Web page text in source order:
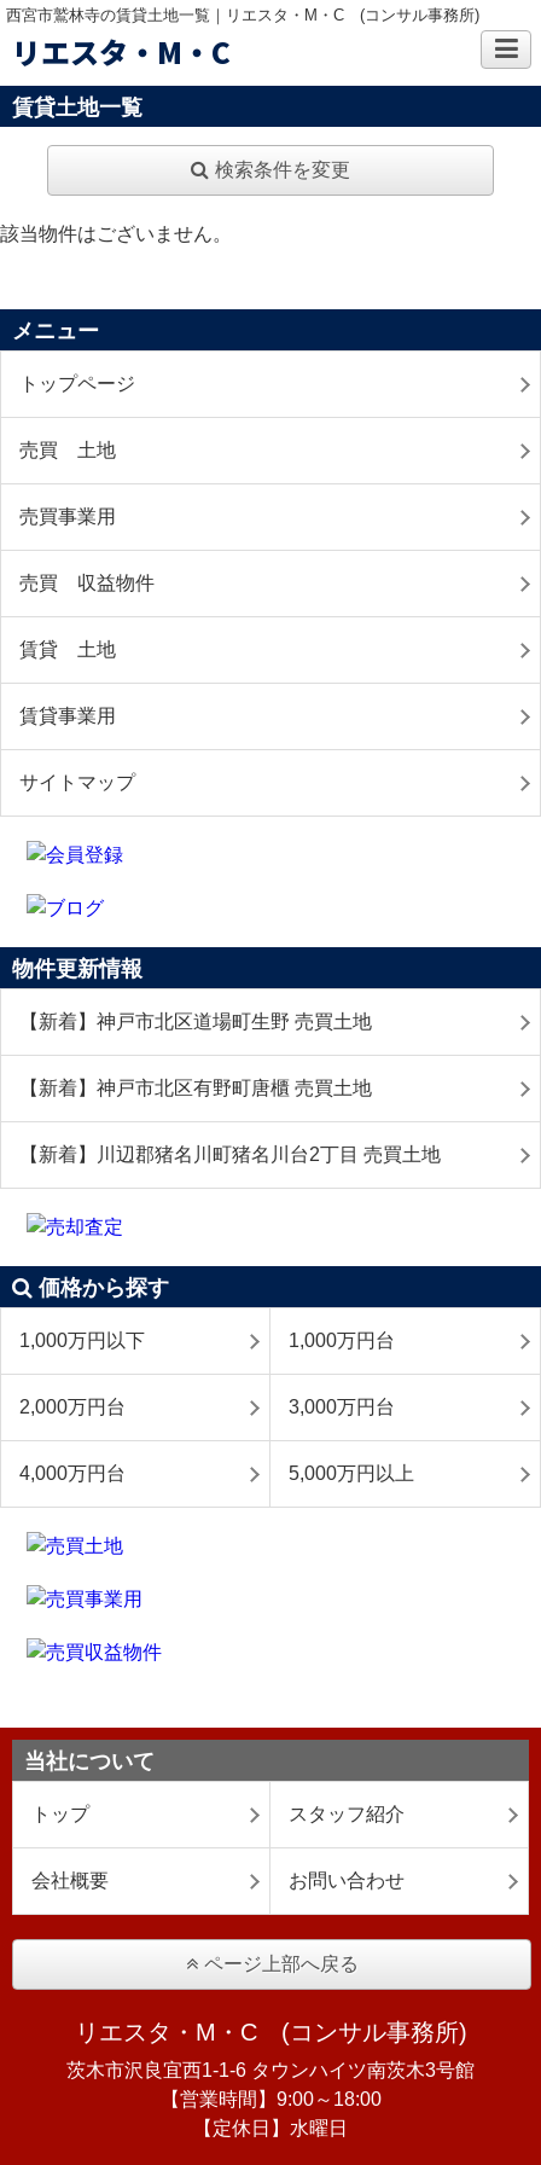
西宮市鷲林寺の賃貸土地一覧｜リエスタ・M・C (コンサル事務所)
リエスタ・M・C
賃貸土地一覧
検索条件を変更
該当物件はございません。
メニュー
トップページ
売買 土地
売買事業用
売買 収益物件
賃貸 土地
賃貸事業用
サイトマップ
物件更新情報
【新着】神戸市北区道場町生野 売買土地
【新着】神戸市北区有野町唐櫃 売買土地
【新着】川辺郡猪名川町猪名川台2丁目 売買土地
価格から探す
1,000万円以下 1,000万円台
2,000万円台 3,000万円台
4,000万円台 5,000万円以上
当社について
トップ スタッフ紹介
会社概要 お問い合わせ
ページ上部へ戻る
リエスタ・M・C (コンサル事務所)
茨木市沢良宜西1-1-6 タウンハイツ南茨木3号館
【営業時間】9:00～18:00
【定休日】水曜日